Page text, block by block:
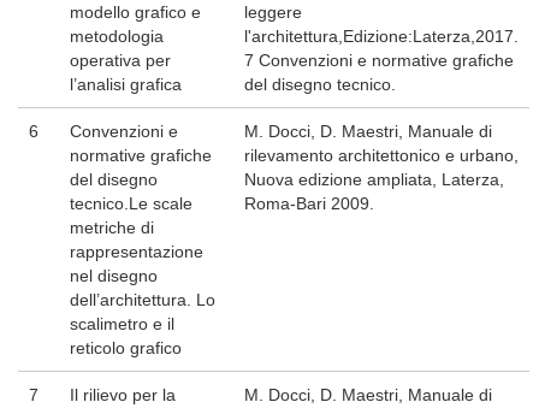
modello grafico e
metodologia
operativa per
l’analisi grafica
leggere
l'architettura,Edizione:Laterza,2017.
7 Convenzioni e normative grafiche
del disegno tecnico.
6
Convenzioni e
normative grafiche
del disegno
tecnico.Le scale
metriche di
rappresentazione
nel disegno
dell’architettura. Lo
scalimetro e il
reticolo grafico
M. Docci, D. Maestri, Manuale di
rilevamento architettonico e urbano,
Nuova edizione ampliata, Laterza,
Roma-Bari 2009.
7
Il rilievo per la
M. Docci, D. Maestri, Manuale di